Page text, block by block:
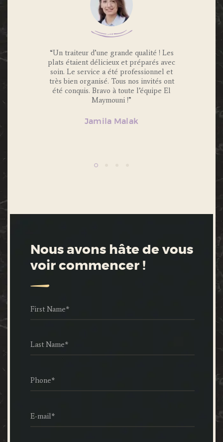
invités
“Un traiteur d’une grande qualité ! Les
plats étaient délicieux et préparés avec
soin. Le service a été professionnel et
très bien organisé. Tous nos invités ont
été conquis. Bravo à toute l’équipe El
Maymouni !”
Jamila Malak
“Nous
Nous avons hâte de vous
voir commencer !